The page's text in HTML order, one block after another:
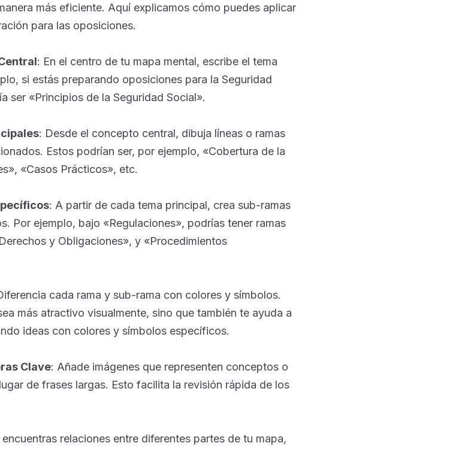
más eficiente. Aquí explicamos cómo puedes aplicar
para las oposiciones.
: En el centro de tu mapa mental, escribe el tema
si estás preparando oposiciones para la Seguridad
ser «Principios de la Seguridad Social».
: Desde el concepto central, dibuja líneas o ramas
Estos podrían ser, por ejemplo, «Cobertura de la
«Casos Prácticos», etc.
: A partir de cada tema principal, crea sub-ramas
Por ejemplo, bajo «Regulaciones», podrías tener ramas
y Obligaciones», y «Procedimientos
cada rama y sub-rama con colores y símbolos.
más atractivo visualmente, sino que también te ayuda a
ideas con colores y símbolos específicos.
Clave: Añade imágenes que representen conceptos o
de frases largas. Esto facilita la revisión rápida de los
encuentras relaciones entre diferentes partes de tu mapa,